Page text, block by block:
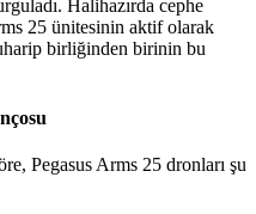
Halihazırda cephe
25 ünitesinin aktif olarak
birliğinden birinin bu
Pegasus Arms 25 dronları şu